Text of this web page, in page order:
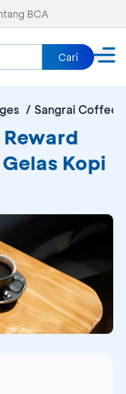
BCA
Cari
Sangrai Coffee
Kopi